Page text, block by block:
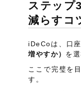
ステップ
減らすコ
iDeCoは、口
増やすか） を選
ここで完璧を
す。